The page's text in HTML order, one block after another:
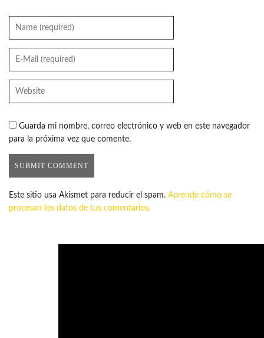
Guarda mi nombre, correo electrónico y web en este navegador
para la próxima vez que comente.
Este sitio usa Akismet para reducir el spam. Aprende cómo se
procesan los datos de tus comentarios.